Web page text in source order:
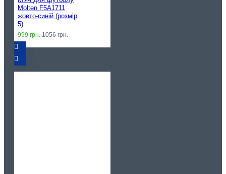
Molten F5A1711
жовто-синій (розмір
5)
999 грн. 1056 грн.